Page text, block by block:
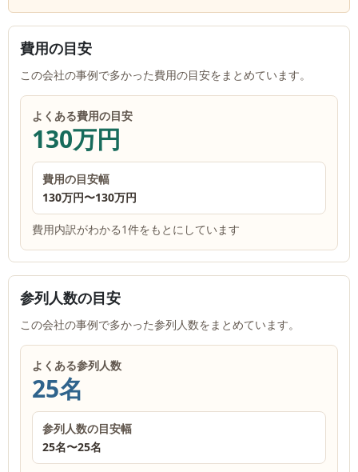
費用の目安
この会社の事例で多かった費用の目安をまとめています。
よくある費用の目安
130万円
費用の目安幅
130万円〜130万円
費用内訳がわかる1件をもとにしています
参列人数の目安
この会社の事例で多かった参列人数をまとめています。
よくある参列人数
25名
参列人数の目安幅
25名〜25名